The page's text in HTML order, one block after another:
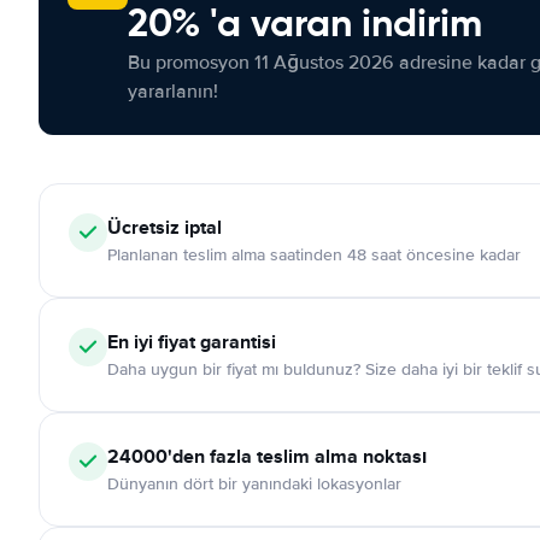
20% 'a varan indirim
Bu promosyon 11 Ağustos 2026 adresine kadar
yararlanın!
Ücretsiz iptal
Planlanan teslim alma saatinden 48 saat öncesine kadar
En iyi fiyat garantisi
Daha uygun bir fiyat mı buldunuz? Size daha iyi bir teklif
24000'den fazla teslim alma noktası
Dünyanın dört bir yanındaki lokasyonlar